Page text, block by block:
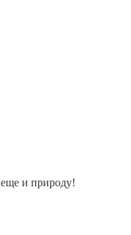
и природу!